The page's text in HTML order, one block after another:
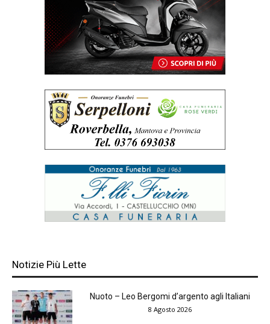
Notizie Più Lette
Nuoto – Leo Bergomi d’argento agli Italiani
8 Agosto 2026